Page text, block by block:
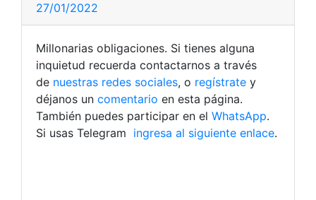
27/01/2022
Millonarias obligaciones. Si tienes alguna
inquietud recuerda contactarnos a través
de nuestras redes sociales, o regístrate y
déjanos un comentario en esta página.
También puedes participar en el WhatsApp.
Si usas Telegram ingresa al siguiente enlace.